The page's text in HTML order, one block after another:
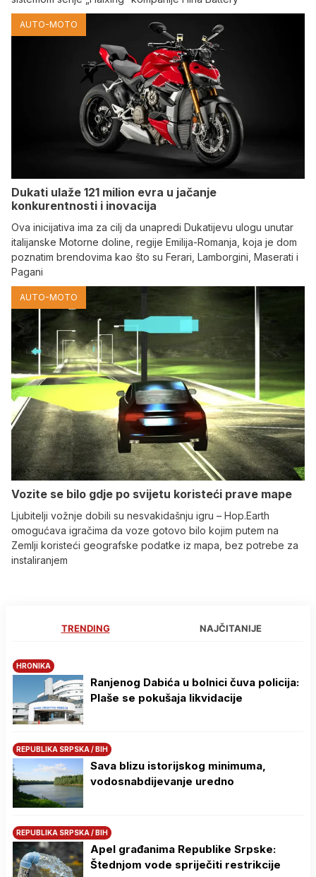
AUTO-MOTO
Dukati ulaže 121 milion evra u jačanje
konkurentnosti i inovacija
Ova inicijativa ima za cilj da unapredi Dukatijevu ulogu unutar
italijanske Motorne doline, regije Emilija-Romanja, koja je dom
poznatim brendovima kao što su Ferari, Lamborgini, Maserati i
Pagani
AUTO-MOTO
Vozite se bilo gdje po svijetu koristeći prave mape
Ljubitelji vožnje dobili su nesvakidašnju igru – Hop.Earth
omogućava igračima da voze gotovo bilo kojim putem na
Zemlji koristeći geografske podatke iz mapa, bez potrebe za
instaliranjem
TRENDING NAJČITANIJE
HRONIKA
Ranjenog Dabića u bolnici čuva policija:
Plaše se pokušaja likvidacije
REPUBLIKA SRPSKA / BIH
Sava blizu istorijskog minimuma,
vodosnabdijevanje uredno
REPUBLIKA SRPSKA / BIH
Apel građanima Republike Srpske:
Štednjom vode spriječiti restrikcije